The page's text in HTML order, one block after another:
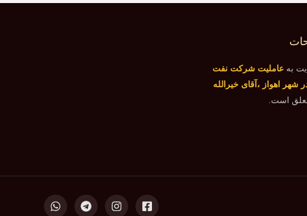
به عاملیت شرکت نفت
شهر اهواز ،آقای خیرالله
است.